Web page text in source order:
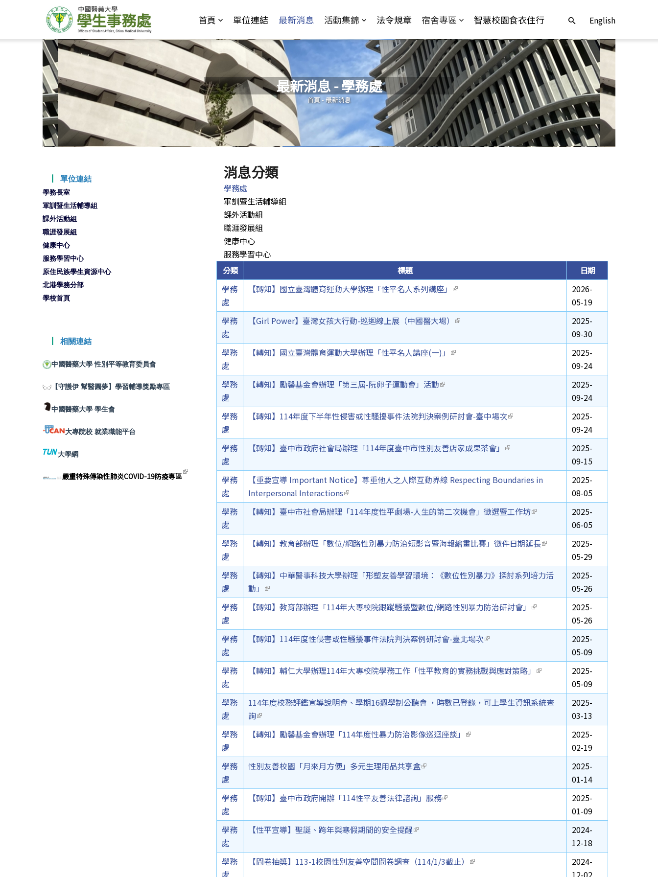
首頁 單位連結 最新消息 活動集錦 法令規章 宿舍專區 智慧校園食衣住行 English
最新消息 - 學務處
您在這裡
首頁-最新消息
消息分類
學務處
軍訓暨生活輔導組
課外活動組
職涯發展組
健康中心
服務學習中心
分類
標題
日期
學務
處
【轉知】國立臺灣體育運動大學辦理「性平名人系列講座」 (link is external)
2026-
05-19
學務
處
【Girl Power】臺灣女孩大行動-巡迴線上展（中國醫大場） (link is external)
2025-
09-30
學務
處
【轉知】國立臺灣體育運動大學辦理「性平名人講座(一)」 (link is external)
2025-
09-24
學務
處
【轉知】勵馨基金會辦理「第三屆-阮卵子運動會」活動(link is external)
2025-
09-24
學務
處
【轉知】114年度下半年性侵害或性騷擾事件法院判決案例研討會-臺中場次(link is external)
2025-
09-24
學務
處
【轉知】臺中市政府社會局辦理「114年度臺中市性別友善店家成果茶會」 (link is external)
2025-
09-15
學務
處
【重要宣導 Important Notice】尊重他人之人際互動界線 Respecting Boundaries in
Interpersonal Interactions(link is external)
2025-
08-05
學務
處
【轉知】臺中市社會局辦理「114年度性平劇場-人生的第二次機會」徵選暨工作坊(link is external)
2025-
06-05
學務
處
【轉知】教育部辦理「數位/網路性別暴力防治短影音暨海報繪畫比賽」徵件日期延長(link is external)
2025-
05-29
學務
處
【轉知】中華醫事科技大學辦理「形塑友善學習環境：《數位性別暴力》探討系列培力活
動」 (link is external)
2025-
05-26
學務
處
【轉知】教育部辦理「114年大專校院跟蹤騷擾暨數位/網路性別暴力防治研討會」 (link is external)
2025-
05-26
學務
處
【轉知】114年度性侵害或性騷擾事件法院判決案例研討會-臺北場次(link is external)
2025-
05-09
學務
處
【轉知】輔仁大學辦理114年大專校院學務工作「性平教育的實務挑戰與應對策略」 (link is external)
2025-
05-09
學務
處
114年度校務評鑑宣導說明會、學期16週學制公聽會 ，時數已登錄，可上學生資訊系統查
詢(link is external)
2025-
03-13
學務
處
【轉知】勵馨基金會辦理「114年度性暴力防治影像巡迴座談」 (link is external)
2025-
02-19
學務
處
性別友善校園「月來月方便」多元生理用品共享盒(link is external)
2025-
01-14
學務
處
【轉知】臺中市政府開辦「114性平友善法律諮詢」服務(link is external)
2025-
01-09
學務
處
【性平宣導】聖誕、跨年與寒假期間的安全提醒(link is external)
2024-
12-18
學務
處
【問卷抽獎】113-1校園性別友善空間問卷調查（114/1/3截止） (link is external)
2024-
12-02
┃ 單位連結
學務長室
軍訓暨生活輔導組
課外活動組
職涯發展組
健康中心
服務學習中心
原住民族學生資源中心
北港學務分部
學校首頁
┃ 相關連結
中國醫藥大學 性別平等教育委員會
【守護伊 幫醫圓夢】學習輔導獎勵專區
中國醫藥大學 學生會
大專院校 就業職能平台
大學網
嚴重特殊傳染性肺炎COVID-19防疫專區(link is
external)